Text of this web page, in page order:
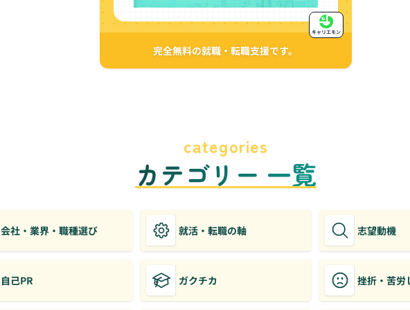
完全無料の就職・転職支援です。
キャリエモン
categories
カテゴリー 一覧
会社・業界・職種選び 就活・転職の軸 志望動機
自己PR ガクチカ 挫折・苦労